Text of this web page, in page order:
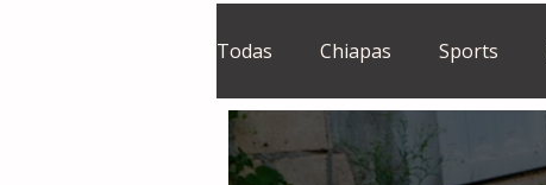
Todas Chiapas Sports
El Sie7e Temas Centrales